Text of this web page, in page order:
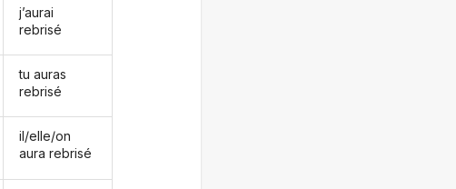
j’aurai
rebrisé
tu auras
rebrisé
il/elle/on
aura rebrisé